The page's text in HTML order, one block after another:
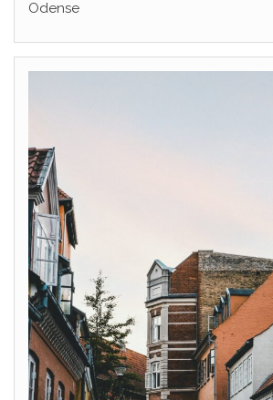
Odense